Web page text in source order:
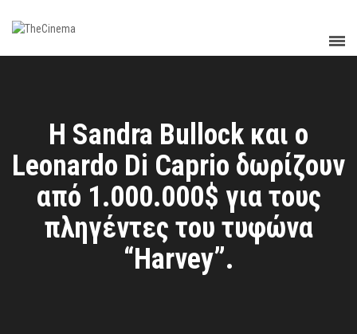
Η Sandra Bullock και ο
Leonardo Di Caprio δωρίζουν
από 1.000.000$ για τους
πληγέντες του τυφώνα
“Harvey”.